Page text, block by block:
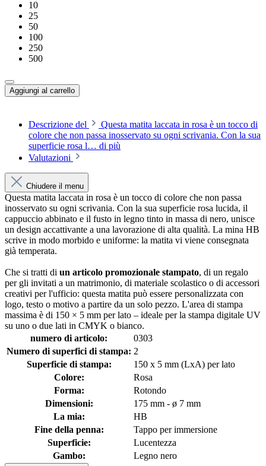
10
25
50
100
250
500
Aggiungi al carrello
Descrizione del
Questa matita laccata in rosa è un tocco di
colore che non passa inosservato su ogni scrivania. Con la sua
superficie rosa l… di più
Valutazioni
Chiudere il menu
Questa matita laccata in rosa è un tocco di colore che non passa
inosservato su ogni scrivania. Con la sua superficie rosa lucida, il
cappuccio abbinato e il fusto in legno tinto in massa di nero, unisce
un design accattivante a una lavorazione di alta qualità. La mina HB
scrive in modo morbido e uniforme: la matita vi viene consegnata
già temperata.
Che si tratti di un articolo promozionale stampato, di un regalo
per gli invitati a un matrimonio, di materiale scolastico o di accessori
creativi per l'ufficio: questa matita può essere personalizzata con
logo, testo o motivo a partire da un solo pezzo. L'area di stampa
massima è di 150 × 5 mm per lato – ideale per la stampa digitale UV
su uno o due lati in CMYK o bianco.
numero di articolo:
0303
Numero di superfici di stampa: 2
Superficie di stampa:
150 x 5 mm (LxA) per lato
Colore:
Rosa
Forma:
Rotondo
Dimensioni:
175 mm - ø 7 mm
La mia:
HB
Fine della penna:
Tappo per immersione
Superficie:
Lucentezza
Gambo:
Legno nero